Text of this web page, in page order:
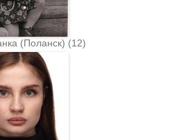
(Поланск) (12)